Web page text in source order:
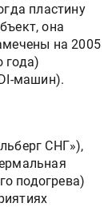
пластину
она
на 2005
года)
машин).
СНГ»),
подогрева)